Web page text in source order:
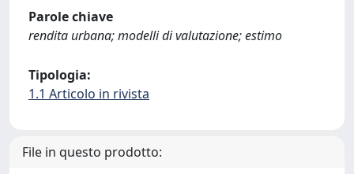
Parole chiave
rendita urbana; modelli di valutazione; estimo
Tipologia:
1.1 Articolo in rivista
File in questo prodotto: